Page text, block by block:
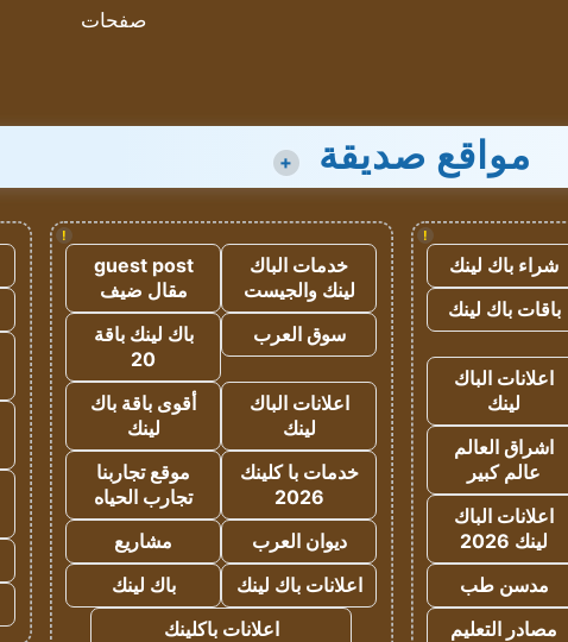
صفحات
مواقع صديقة +
!
شراء باك لينك
باقات باك لينك
اعلانات الباك
لينك
اشراق العالم
عالم كبير
اعلانات الباك
لينك 2026
مدسن طب
مصادر التعليم
!
خدمات الباك
لينك والجيست
guest post
مقال ضيف
سوق العرب
باك لينك باقة
20
اعلانات الباك
لينك
أقوى باقة باك
لينك
خدمات با كلينك
2026
موقع تجاربنا
تجارب الحياه
ديوان العرب
مشاريع
اعلانات باك لينك
باك لينك
اعلانات باكلينك